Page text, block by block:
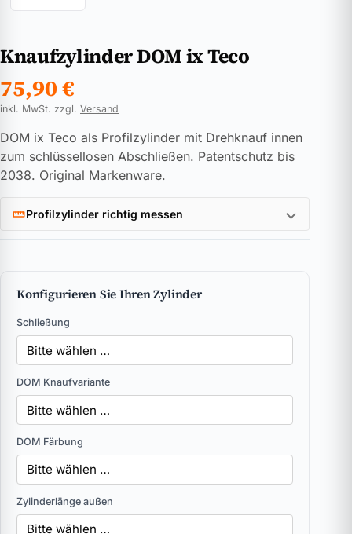
Knaufzylinder DOM ix Teco
75,90€
inkl. MwSt. zzgl. Versand
DOM ix Teco als Profilzylinder mit Drehknauf innen
zum schlüssellosen Abschließen. Patentschutz bis
2038. Original Markenware.
Profilzylinder richtig messen
Konfigurieren Sie Ihren Zylinder
Schließung
DOM Knaufvariante
DOM Färbung
Zylinderlänge außen